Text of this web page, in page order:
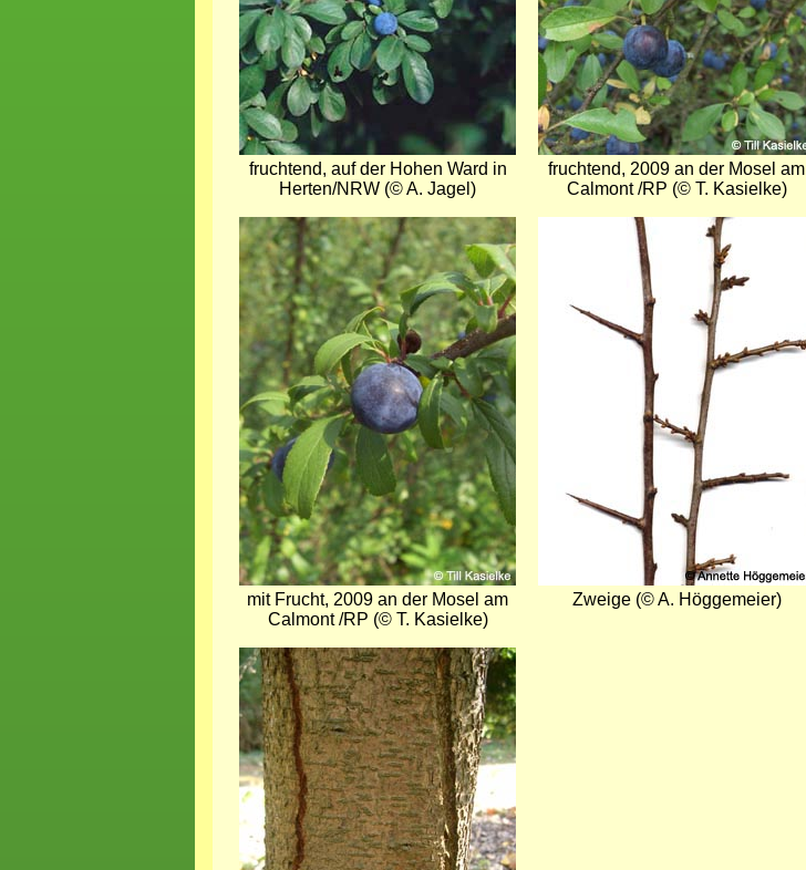
fruchtend, auf der Hohen Ward in
Herten/NRW (© A. Jagel)
fruchtend, 2009 an der Mosel am
Calmont /RP (© T. Kasielke)
Bild
mit Frucht, 2009 an der Mosel am
Calmont /RP (© T. Kasielke)
Zweige (© A. Höggemeier)
Bild